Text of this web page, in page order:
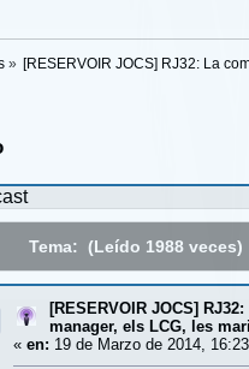
» [RESERVOIR JOCS] RJ32: La
Tema: (Leído 1988 veces)
[RESERVOIR JOCS]
manager, els LCG, les
« en: 19 de Marzo de 2014,